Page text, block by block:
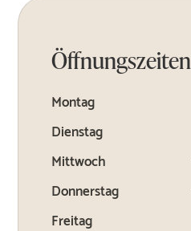
Öffnungszeiten
Montag
Dienstag
Mittwoch
Donnerstag
Freitag